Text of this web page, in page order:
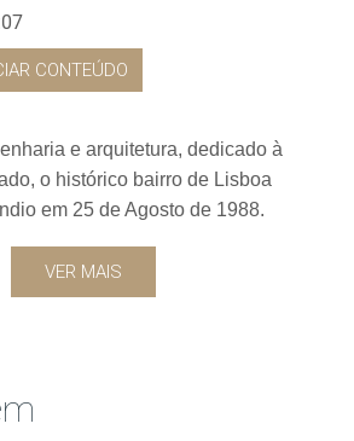
CONTEÚDO
e arquitetura, dedicado à
o histórico bairro de Lisboa
em 25 de Agosto de 1988.
VER MAIS